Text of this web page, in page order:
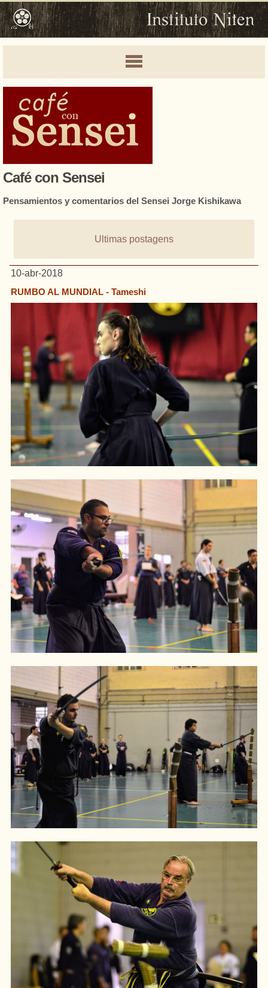
Café con Sensei
Pensamientos y comentarios del Sensei Jorge Kishikawa
Ultimas postagens
10-abr-2018
RUMBO AL MUNDIAL - Tameshi